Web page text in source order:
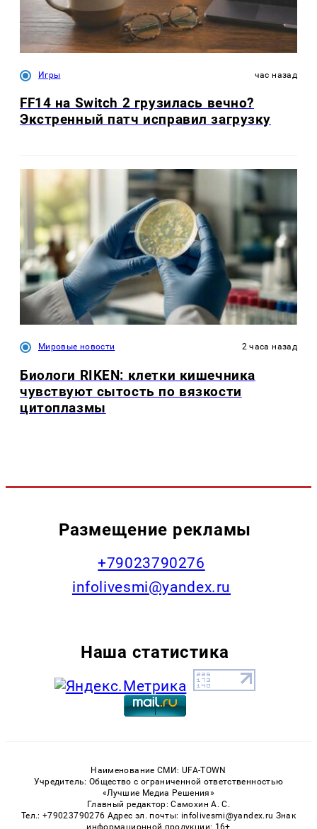
Игры час назад
FF14 на Switch 2 грузилась вечно?
Экстренный патч исправил загрузку
Мировые новости 2 часа назад
Биологи RIKEN: клетки кишечника
чувствуют сытость по вязкости
цитоплазмы
Размещение рекламы
+79023790276
infolivesmi@yandex.ru
Наша статистика
Наименование СМИ: UFA-TOWN
Учредитель: Общество с ограниченной ответственностью
«Лучшие Медиа Решения»
Главный редактор: Самохин А. С.
Тел.: +79023790276 Адрес эл. почты: infolivesmi@yandex.ru Знак
информационной продукции: 16+